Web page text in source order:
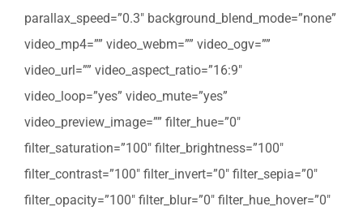
parallax_speed=”0.3″ background_blend_mode=”none”
video_mp4=”” video_webm=”” video_ogv=””
video_url=”” video_aspect_ratio=”16:9″
video_loop=”yes” video_mute=”yes”
video_preview_image=”” filter_hue=”0″
filter_saturation=”100″ filter_brightness=”100″
filter_contrast=”100″ filter_invert=”0″ filter_sepia=”0″
filter_opacity=”100″ filter_blur=”0″ filter_hue_hover=”0″